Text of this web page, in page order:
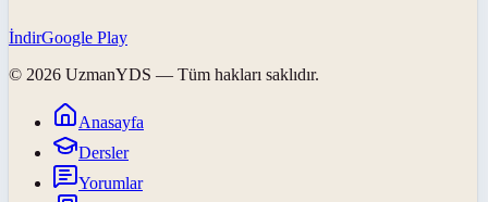
İndirGoogle Play
© 2026 UzmanYDS — Tüm hakları saklıdır.
Anasayfa
Dersler
Yorumlar